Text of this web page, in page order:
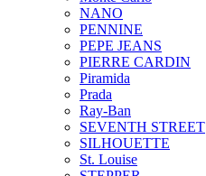
NANO
PENNINE
PEPE JEANS
PIERRE CARDIN
Piramida
Prada
Ray-Ban
SEVENTH STREET
SILHOUETTE
St. Louise